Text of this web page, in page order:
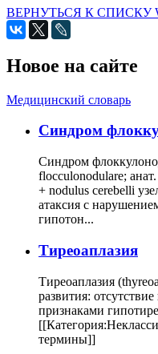
ВЕРНУТЬСЯ К СПИСКУ
Новое на сайте
Медицинский словарь
Cиндром
Синдром
flocculonodulare;
+ nodulus cerebelli
атаксия с
гипотон...
Тиреоаплазия
Тиреоаплазия
развития:
признаками
термины]]